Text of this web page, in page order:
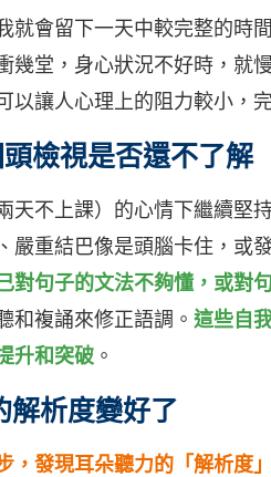
就會留下一天中較完整的時
幾堂，身心狀況不好時，就
以讓人心理上的阻力較小，
檢視是否還不了解
天不上課）的心情下繼續堅
嚴重結巴像是頭腦卡住，或
對句子的文法不夠懂，或對
和複誦來修正語調。 這些自
升和突破 。
解析度變好了
，發現耳朵聽力的「解析度